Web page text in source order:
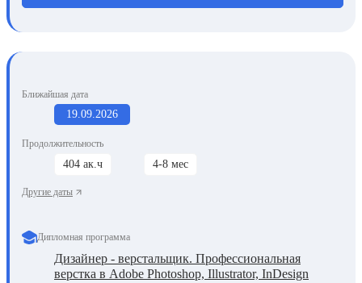
Ближайшая дата
19.09.2026
Продолжительность
404 ак.ч 4-8 мес
Другие даты
Дипломная программа
Дизайнер - верстальщик. Профессиональная
верстка в Adobe Photoshop, Illustrator, InDesign